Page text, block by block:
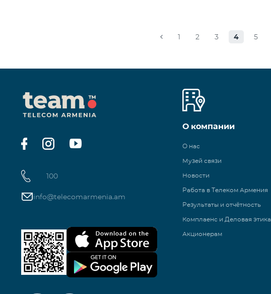
1 2 3 4 5
100
info@telecomarmenia.am
О компании
О нас
Музей связи
Новости
Работа в Телеком Армения
Результаты и отчётность
Комплаенс и Деловая этика
Акционерам